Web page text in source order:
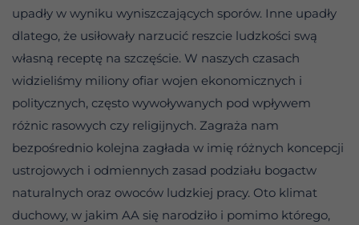
upadły w wyniku wyniszczających sporów. Inne upadły
dlatego, że usiłowały narzucić reszcie ludzkości swą
własną receptę na szczęście. W naszych czasach
widzieliśmy miliony ofiar wojen ekonomicznych i
politycznych, często wywoływanych pod wpływem
różnic rasowych czy religijnych. Zagraża nam
bezpośrednio kolejna zagłada w imię różnych koncepcji
ustrojowych i odmiennych zasad podziału bogactw
naturalnych oraz owoców ludzkiej pracy. Oto klimat
duchowy, w jakim AA się narodziło i pomimo którego,